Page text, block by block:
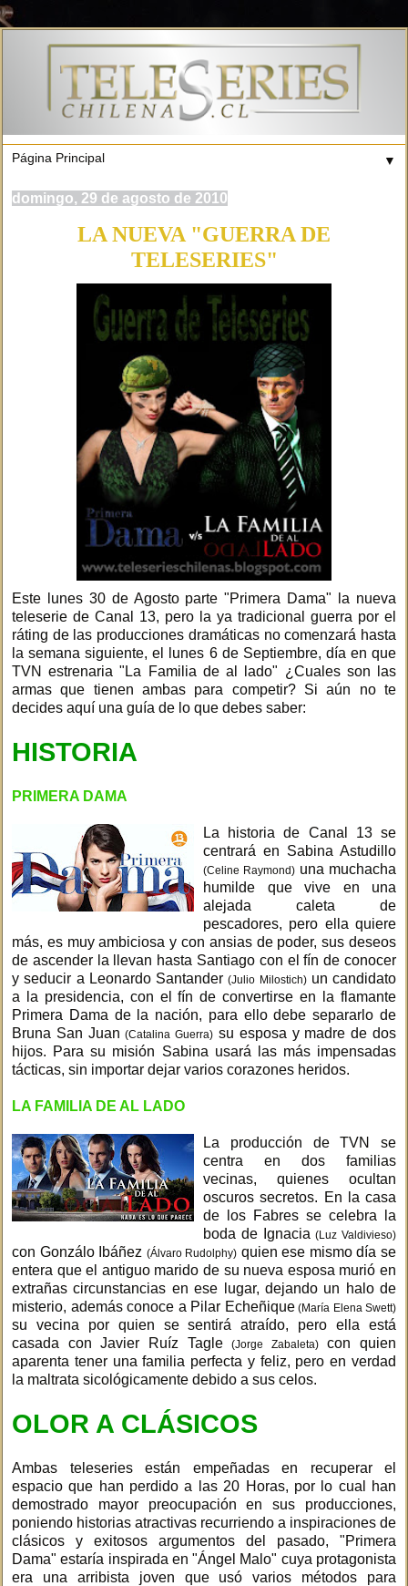
▼
domingo, 29 de agosto de 2010
LA NUEVA "GUERRA DE
TELESERIES"
Este lunes 30 de Agosto parte "Primera Dama" la nueva
teleserie de Canal 13, pero la ya tradicional guerra por el
ráting de las producciones dramáticas no comenzará hasta
la semana siguiente, el lunes 6 de Septiembre, día en que
TVN estrenaria "La Familia de al lado" ¿Cuales son las
armas que tienen ambas para competir? Si aún no te
decides aquí una guía de lo que debes saber:
HISTORIA
PRIMERA DAMA
La historia de Canal 13 se
centrará en Sabina Astudillo
(Celine Raymond) una muchacha
humilde que vive en una
alejada caleta de
pescadores, pero ella quiere
más, es muy ambiciosa y con ansias de poder, sus deseos
de ascender la llevan hasta Santiago con el fín de conocer
y seducir a Leonardo Santander(Julio Milostich)un candidato
a la presidencia, con el fín de convertirse en la flamante
Primera Dama de la nación, para ello debe separarlo de
Bruna San Juan(Catalina Guerra) su esposa y madre de dos
hijos. Para su misión Sabina usará las más impensadas
tácticas, sin importar dejar varios corazones heridos.
LA FAMILIA DE AL LADO
La producción de TVN se
centra en dos familias
vecinas, quienes ocultan
oscuros secretos. En la casa
de los Fabres se celebra la
boda de Ignacia(Luz Valdivieso)
con Gonzálo Ibáñez (Álvaro Rudolphy) quien ese mismo día se
entera que el antiguo marido de su nueva esposa murió en
extrañas circunstancias en ese lugar, dejando un halo de
misterio, además conoce a Pilar Echeñique(María Elena Swett)
su vecina por quien se sentirá atraído, pero ella está
casada con Javier Ruíz Tagle(Jorge Zabaleta)con quien
aparenta tener una familia perfecta y feliz, pero en verdad
la maltrata sicológicamente debido a sus celos.
OLOR A CLÁSICOS
Ambas teleseries están empeñadas en recuperar el
espacio que han perdido a las 20 Horas, por lo cual han
demostrado mayor preocupación en sus producciones,
poniendo historias atractivas recurriendo a inspiraciones de
clásicos y exitosos argumentos del pasado, "Primera
Dama" estaría inspirada en "Ángel Malo" cuya protagonista
era una arribista joven que usó varios métodos para